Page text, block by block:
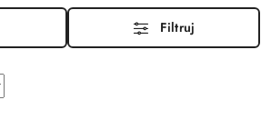
Filtruj